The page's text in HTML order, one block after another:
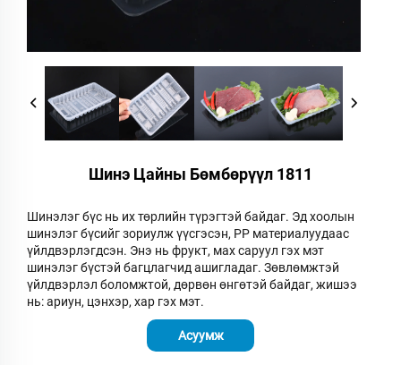
Шинэ Цайны Бөмбөрүүл 1811
Шинэлэг бүс нь их төрлийн түрэгтэй байдаг. Эд хоолын
шинэлэг бүсийг зориулж үүсгэсэн, PP материалуудаас
үйлдвэрлэгдсэн. Энэ нь фрукт, мах саруул гэх мэт
шинэлэг бүстэй багцлагчид ашигладаг. Зөвлөмжтэй
үйлдвэрлэл боломжтой, дөрвөн өнгөтэй байдаг, жишээ
нь: ариун, цэнхэр, хар гэх мэт.
Асуумж